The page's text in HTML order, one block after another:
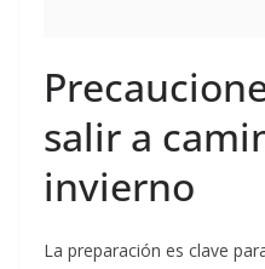
salir a
invierno
La preparación es clave